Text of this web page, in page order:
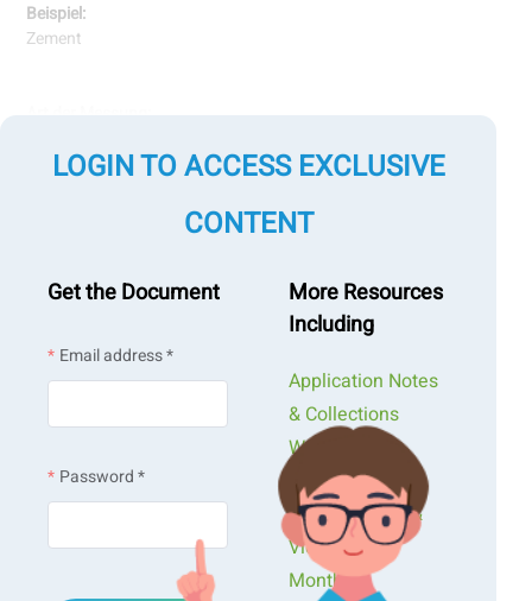
Beispiel:
Zement
Messung durch Technologien:
Bildanalyse
LOGIN TO ACCESS EXCLUSIVE
CONTENT
Get the Document
Email address *
Password *
More Resources
Including
Application Notes
& Collections
Webinars &
Workshops
Presentations &
Videos
Monthly